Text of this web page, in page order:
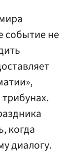
событие не
когда
диалогу.